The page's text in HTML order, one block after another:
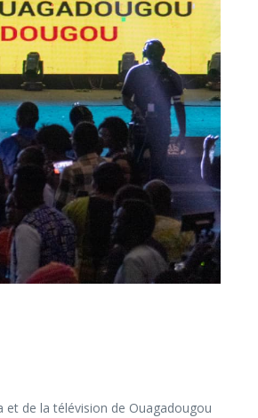
de la télévision de Ouagadougou